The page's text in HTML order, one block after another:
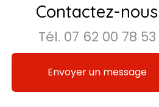
Contactez-nous
Tél. 07 62 00 78 53
Envoyer un message